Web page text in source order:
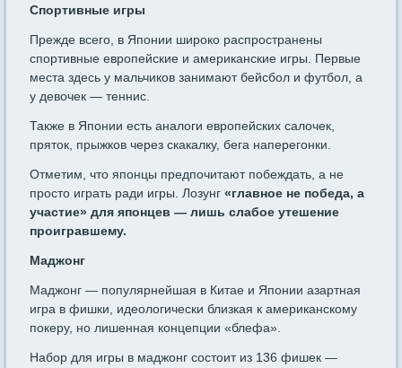
Спортивные игры
Прежде всего, в Японии широко распространены
спортивные европейские и американские игры. Первые
места здесь у мальчиков занимают бейсбол и футбол, а
у девочек — теннис.
Также в Японии есть аналоги европейских салочек,
пряток, прыжков через скакалку, бега наперегонки.
Отметим, что японцы предпочитают побеждать, а не
просто играть ради игры. Лозунг«главное не победа, а
участие» для японцев — лишь слабое утешение
проигравшему.
Маджонг
Маджонг — популярнейшая в Китае и Японии азартная
игра в фишки, идеологически близкая к американскому
покеру, но лишенная концепции «блефа».
Набор для игры в маджонг состоит из 136 фишек —